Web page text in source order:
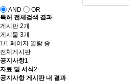
AND
OR
특허 전체검색 결과
게시판 2개
게시물 3개
1/1 페이지 열람 중
전체게시판
공지사항1
자료 및 서식2
공지사항 게시판 내 결과